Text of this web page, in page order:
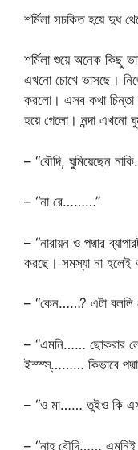
শর্মিলা সচকিত হয়ে দুধ
শর্মিলা শুয়ে অনেক কিছু
এখনো চোখে ভাসছে।
করলো। এসব কথা চিন্তা
হয়ে গেলো। নন্দা
– “বৌদি, ঘুমিয়েছেন
– “না রে………”
– “নারায়ন ও পদ্মার
করছে। সমস্যা না হলেই
– “কেন……? এটা
– “এমনি…… ছোকরার
ইস্স্স্……… কিভাবে
– “ও মা…… তুইও কি
– “নাহ্ বৌদি……